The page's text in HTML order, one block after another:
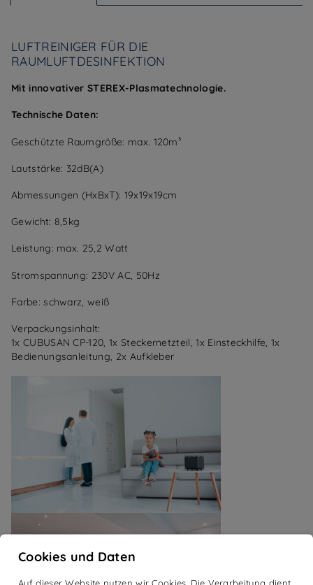
LUFTREINIGER FÜR DIE
RAUMLUFTDESINFEKTION
Mit innovativer STEREX-Plasmatechnologie.
Technische Daten:
Geschützte Raumgröße: max. 120m³
Lautstärke: 32dB(A)
Abmessungen (HxBxT): 19x19x19cm
Gewicht: 8,5kg
Leistung: max. 25,2 Watt
Stromspannung: 230V AC, 50Hz
Farbe: schwarz, weiß
Verpackungsinhalt:
1x CUBUSAN CP-120, 1x Steckernetzteil, 1x Einsteckhilfe, 1x
Bedienungsanleitung, 2x Aufkleber
Cookies und Daten